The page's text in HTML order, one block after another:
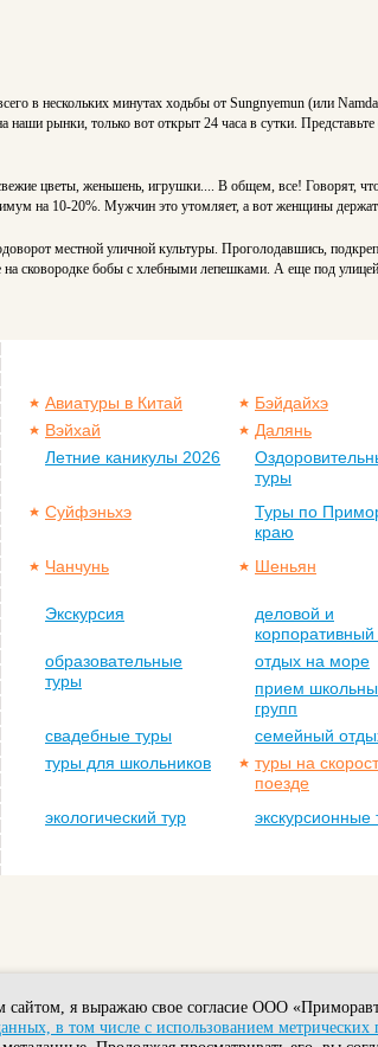
в нескольких минутах ходьбы от Sungnyemun (или
рынки, только вот открыт 24 часа в сутки.
цветы, женьшень, игрушки.... В общем, все! Говорят,
на 10-20%. Мужчин это утомляет, а вот женщины
местной уличной культуры. Проголодавшись,
сковородке бобы с хлебными лепешками. А еще под
Авиатуры в Китай Бэйдайхэ
Вэйхай
Далянь
Летние каникулы 2026
туры
Суйфэньхэ
Туры по
краю
Чанчунь
Шеньян
Экскурсия
деловой и
корпоративный
образовательные
туры
отдых на море
прием
групп
свадебные туры
семейный
туры для школьников
туры на
поезде
экологический тур
экскурсионные
сайтом, я выражаю свое согласие ООО
в том числе с использованием метрических